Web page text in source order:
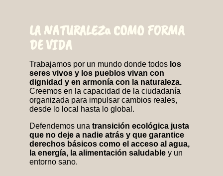
LA NATURALEZa COMO FORMA
DE VIDA
Trabajamos por un mundo donde todos los
seres vivos y los pueblos vivan con
dignidad y en armonía con la naturaleza.
Creemos en la capacidad de la ciudadanía
organizada para impulsar cambios reales,
desde lo local hasta lo global.
Defendemos una transición ecológica justa
que no deje a nadie atrás y que garantice
derechos básicos como el acceso al agua,
la energía, la alimentación saludable y un
entorno sano.